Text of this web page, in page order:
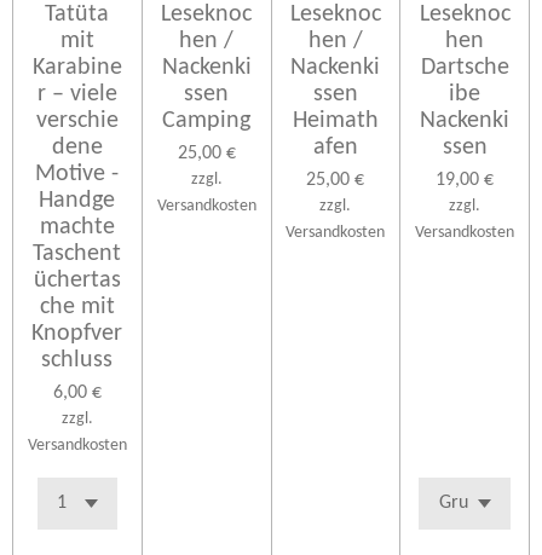
Tatüta
mit
Karabine
r – viele
verschie
dene
Motive -
Handge
machte
Taschent
üchertas
che mit
Knopfver
schluss
6,00 €
zzgl.
Versandkosten
Leseknoc
hen /
Nackenki
ssen
Camping
25,00 €
zzgl.
Versandkosten
Leseknoc
hen /
Nackenki
ssen
Heimath
afen
25,00 €
zzgl.
Versandkosten
Leseknoc
hen
Dartsche
ibe
Nackenki
ssen
19,00 €
zzgl.
Versandkosten